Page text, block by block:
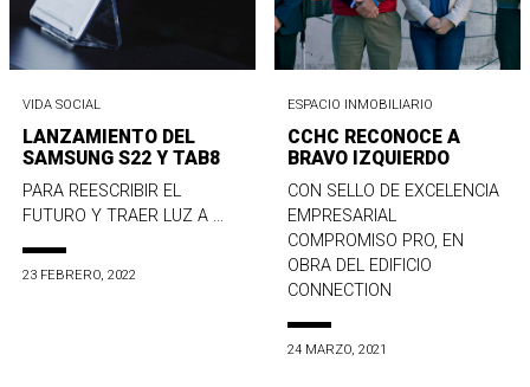
VIDA SOCIAL
LANZAMIENTO DEL
SAMSUNG S22 Y TAB8
PARA REESCRIBIR EL
FUTURO Y TRAER LUZ A ...
23 FEBRERO, 2022
ESPACIO INMOBILIARIO
CCHC RECONOCE A
BRAVO IZQUIERDO
CON SELLO DE EXCELENCIA
EMPRESARIAL
COMPROMISO PRO, EN
OBRA DEL EDIFICIO
CONNECTION
24 MARZO, 2021